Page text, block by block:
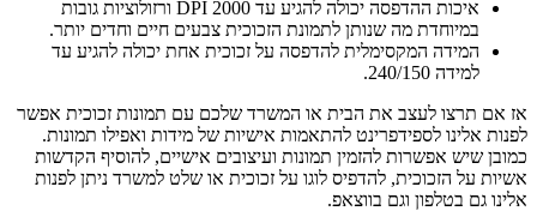
איכות ההדפסה יכולה להגיע עד 2000 DPI ורזולוציות גובות
במיוחדת מה שנותן לתמונת הזכוכית צבעים חיים וחדים יותר.
המידה המקסימלית להדפסה על זכוכית אחת יכולה להגיע עד
למידה 240/150.
אז אם תרצו לעצב את הבית או המשרד שלכם עם תמונות זכוכית אפשר
לפנות אלינו לספידפרינט להתאמות אישיות של מידות ואפילו תמונות.
כמובן שיש אפשרות להזמין תמונות ועיצובים אישיים, להוסיף הקדשות
אשיות על הזכוכית, להדפיס לוגו על זכוכית או שלט למשרד ניתן לפנות
אלינו גם בטלפון וגם בווצאפ.